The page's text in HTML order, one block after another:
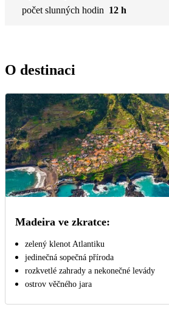
počet slunných hodin 12 h
O destinaci
Madeira ve zkratce:
zelený klenot Atlantiku
jedinečná sopečná příroda
rozkvetlé zahrady a nekonečné levády
ostrov věčného jara